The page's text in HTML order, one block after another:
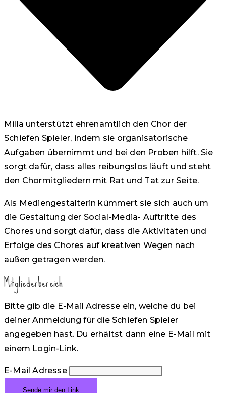
Milla unterstützt ehrenamtlich den Chor der
Schiefen Spieler, indem sie organisatorische
Aufgaben übernimmt und bei den Proben hilft. Sie
sorgt dafür, dass alles reibungslos läuft und steht
den Chormitgliedern mit Rat und Tat zur Seite.
Als Mediengestalterin kümmert sie sich auch um
die Gestaltung der Social-Media- Auftritte des
Chores und sorgt dafür, dass die Aktivitäten und
Erfolge des Chores auf kreativen Wegen nach
außen getragen werden.
Mitgliederbereich
Bitte gib die E-Mail Adresse ein, welche du bei
deiner Anmeldung für die Schiefen Spieler
angegeben hast. Du erhältst dann eine E-Mail mit
einem Login-Link.
E-Mail Adresse